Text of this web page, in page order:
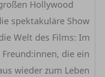
Hollywood
spektakuläre Show
Welt des Films: Im
die ein
wieder zum Leben